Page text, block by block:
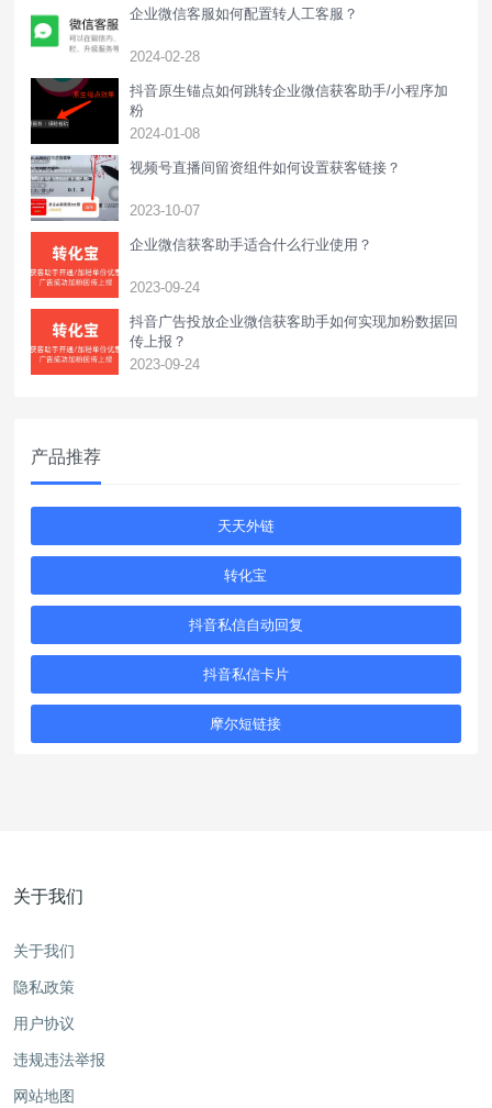
企业微信客服如何配置转人工客服？
2024-02-28
抖音原生锚点如何跳转企业微信获客助手/小程序加
粉
2024-01-08
视频号直播间留资组件如何设置获客链接？
2023-10-07
企业微信获客助手适合什么行业使用？
2023-09-24
抖音广告投放企业微信获客助手如何实现加粉数据回
传上报？
2023-09-24
产品推荐
天天外链
转化宝
抖音私信自动回复
抖音私信卡片
摩尔短链接
关于我们
关于我们
隐私政策
用户协议
违规违法举报
网站地图